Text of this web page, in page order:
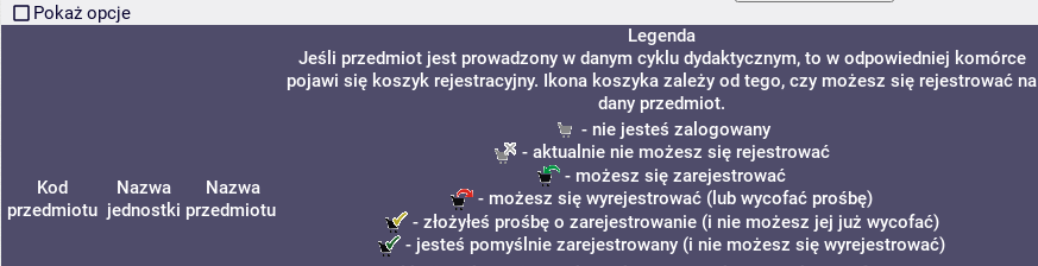
Pokaż opcje
Kod
przedmiotu
Nazwa
jednostki
Nazwa
przedmiotu
Legenda
Jeśli przedmiot jest prowadzony w danym cyklu dydaktycznym, to w odpowiedniej komórce
pojawi się koszyk rejestracyjny. Ikona koszyka zależy od tego, czy możesz się rejestrować na
dany przedmiot.
- nie jesteś zalogowany
- aktualnie nie możesz się rejestrować
- możesz się zarejestrować
- możesz się wyrejestrować (lub wycofać prośbę)
- złożyłeś prośbę o zarejestrowanie (i nie możesz jej już wycofać)
- jesteś pomyślnie zarejestrowany (i nie możesz się wyrejestrować)